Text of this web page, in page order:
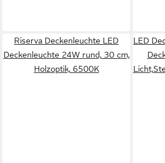
Riserva Deckenleuchte LED
Deckenleuchte 24W rund, 30 cm,
Holzoptik, 6500K
LED